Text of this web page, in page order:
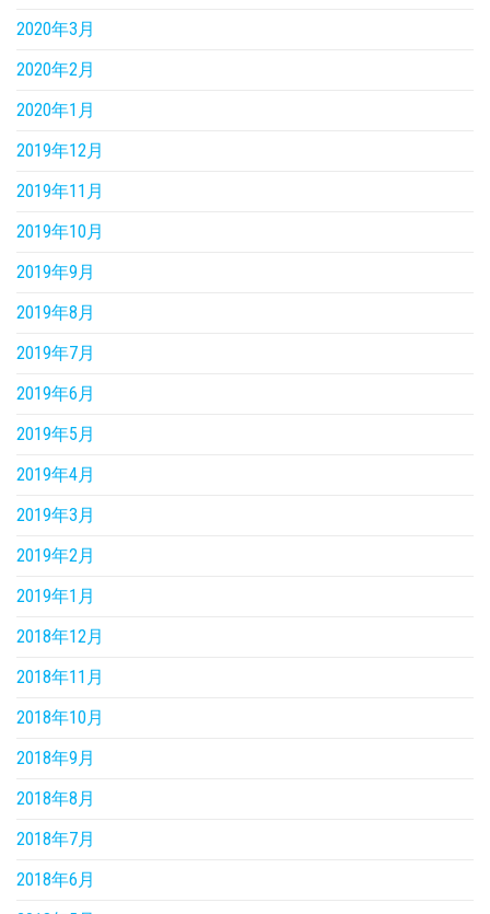
2020年3月
2020年2月
2020年1月
2019年12月
2019年11月
2019年10月
2019年9月
2019年8月
2019年7月
2019年6月
2019年5月
2019年4月
2019年3月
2019年2月
2019年1月
2018年12月
2018年11月
2018年10月
2018年9月
2018年8月
2018年7月
2018年6月